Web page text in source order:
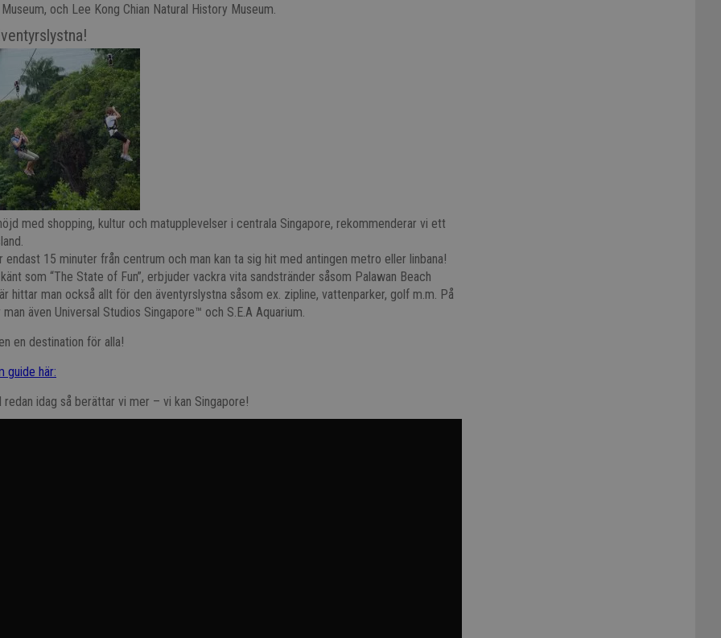
och Lee Kong Chian Natural History Museum.
med shopping, kultur och matupplevelser i centrala Singapore, rekommenderar vi ett
endast 15 minuter från centrum och man kan ta sig hit med antingen metro eller linbana!
som “The State of Fun”, erbjuder vackra vita sandstränder såsom Palawan Beach
hittar man också allt för den äventyrslystna såsom ex. zipline, vattenparker, golf m.m. På
även Universal Studios Singapore™ och S.E.A Aquarium.
en destination för alla!
guide här:
redan idag så berättar vi mer – vi kan Singapore!